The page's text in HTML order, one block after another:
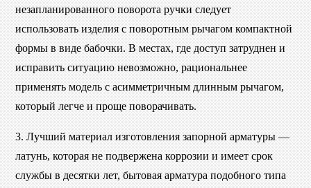
незапланированного поворота ручки следует
использовать изделия с поворотным рычагом компактной
формы в виде бабочки. В местах, где доступ затруднен и
исправить ситуацию невозможно, рациональнее
применять модель с асимметричным длинным рычагом,
который легче и проще поворачивать.
3. Лучший материал изготовления запорной арматуры —
латунь, которая не подвержена коррозии и имеет срок
службы в десятки лет, бытовая арматура подобного типа